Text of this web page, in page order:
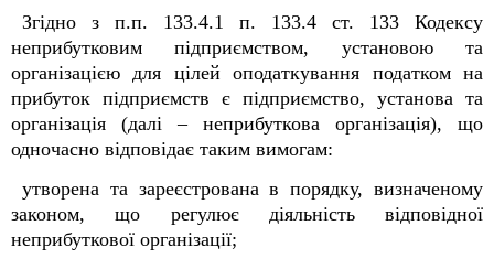
Згідно з п.п. 133.4.1 п. 133.4 ст. 133 Кодексу
неприбутковим підприємством, установою та
організацією для цілей оподаткування податком на
прибуток підприємств є підприємство, установа та
організація (далі – неприбуткова організація), що
одночасно відповідає таким вимогам:
утворена та зареєстрована в порядку, визначеному
законом, що регулює діяльність відповідної
неприбуткової організації;